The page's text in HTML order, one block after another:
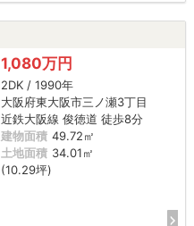
1,080万円
2DK / 1990年
大阪府東大阪市三ノ瀬3丁目
近鉄大阪線 俊徳道 徒歩8分
建物面積 49.72㎡
土地面積 34.01㎡
(10.29坪)